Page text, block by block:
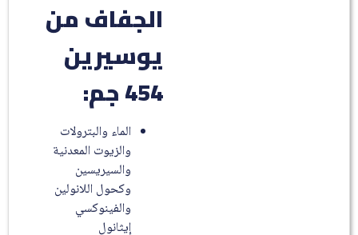
الجفاف من
يوسيرين
454 جم:
الماء والبترولات
والزيوت المعدنية
والسيريسين
وكحول اللانولين
والفينوكسي
إيثانول